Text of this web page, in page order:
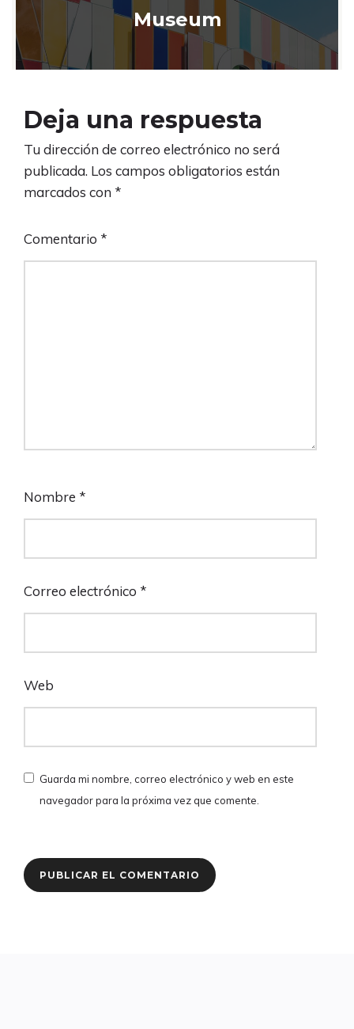
Museum
Deja una respuesta
Tu dirección de correo electrónico no será
publicada. Los campos obligatorios están
marcados con *
Comentario *
Nombre *
Correo electrónico *
Web
Guarda mi nombre, correo electrónico y web en este
navegador para la próxima vez que comente.